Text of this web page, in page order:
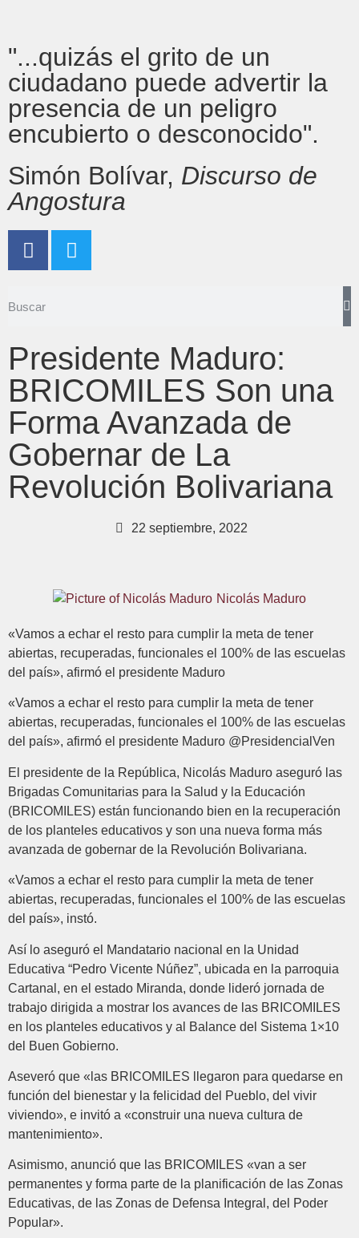
"...quizás el grito de un
ciudadano puede advertir la
presencia de un peligro
encubierto o desconocido".
Simón Bolívar, Discurso de
Angostura
Presidente Maduro:
BRICOMILES Son una
Forma Avanzada de
Gobernar de La
Revolución Bolivariana
22 septiembre, 2022
Nicolás Maduro
«Vamos a echar el resto para cumplir la meta de tener
abiertas, recuperadas, funcionales el 100% de las escuelas
del país», afirmó el presidente Maduro
«Vamos a echar el resto para cumplir la meta de tener
abiertas, recuperadas, funcionales el 100% de las escuelas
del país», afirmó el presidente Maduro @PresidencialVen
El presidente de la República, Nicolás Maduro aseguró las
Brigadas Comunitarias para la Salud y la Educación
(BRICOMILES) están funcionando bien en la recuperación
de los planteles educativos y son una nueva forma más
avanzada de gobernar de la Revolución Bolivariana.
«Vamos a echar el resto para cumplir la meta de tener
abiertas, recuperadas, funcionales el 100% de las escuelas
del país», instó.
Así lo aseguró el Mandatario nacional en la Unidad
Educativa “Pedro Vicente Núñez”, ubicada en la parroquia
Cartanal, en el estado Miranda, donde lideró jornada de
trabajo dirigida a mostrar los avances de las BRICOMILES
en los planteles educativos y al Balance del Sistema 1×10
del Buen Gobierno.
Aseveró que «las BRICOMILES llegaron para quedarse en
función del bienestar y la felicidad del Pueblo, del vivir
viviendo», e invitó a «construir una nueva cultura de
mantenimiento».
Asimismo, anunció que las BRICOMILES «van a ser
permanentes y forma parte de la planificación de las Zonas
Educativas, de las Zonas de Defensa Integral, del Poder
Popular».